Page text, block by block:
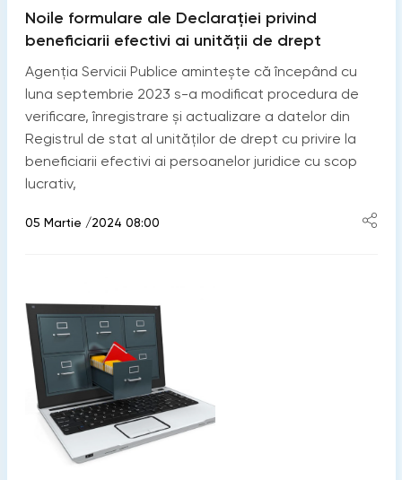
Noile formulare ale Declarației privind
beneficiarii efectivi ai unității de drept
Agenția Servicii Publice amintește că începând cu
luna septembrie 2023 s-a modificat procedura de
verificare, înregistrare și actualizare a datelor din
Registrul de stat al unităților de drept cu privire la
beneficiarii efectivi ai persoanelor juridice cu scop
lucrativ,
05 Martie /2024 08:00